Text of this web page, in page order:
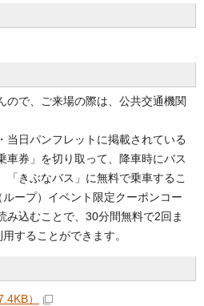
で、ご来場の際は、公共交通機関
日パンフレットに掲載されている
車券」を切り取って、降車時にバス
「きぶなバス」に無料で乗車するこ
ープ）イベント限定クーポンコー
み込むことで、30分間無料で2回ま
することができます。
）